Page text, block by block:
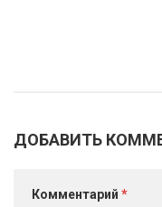
ДОБАВИТЬ
Комментарий *